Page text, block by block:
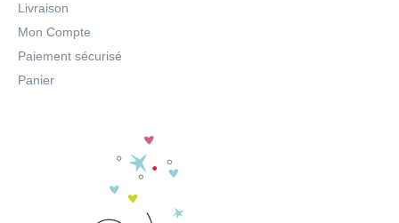
Livraison
Mon Compte
Paiement sécurisé
Panier